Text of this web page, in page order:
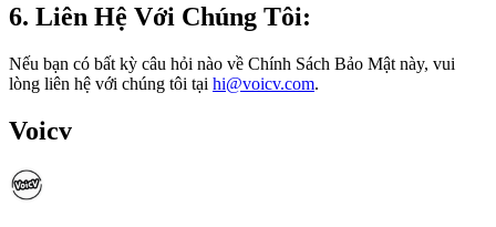
6. Liên Hệ Với Chúng Tôi:
Nếu bạn có bất kỳ câu hỏi nào về Chính Sách Bảo Mật này, vui
lòng liên hệ với chúng tôi tại hi@voicv.com.
Voicv